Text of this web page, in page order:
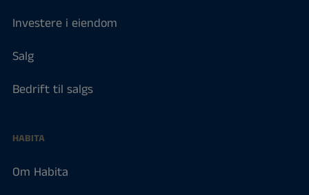
Investere i eiendom
Salg
Bedrift til salgs
HABITA
Om Habita